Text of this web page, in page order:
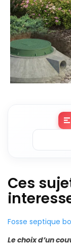
Ces
Fosse septique
Le choix d’un